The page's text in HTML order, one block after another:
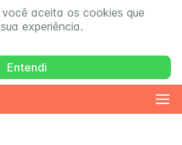
aceita os cookies que
experiência.
Entendi